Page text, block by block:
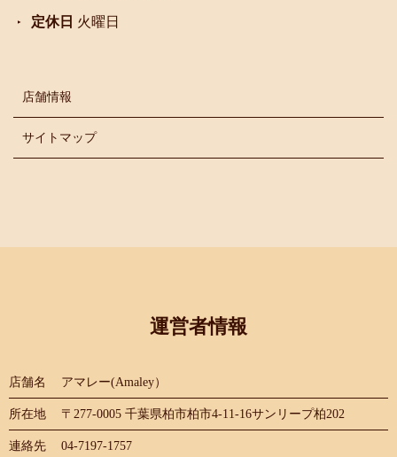
定休日 火曜日
店舗情報
サイトマップ
運営者情報
店舗名 アマレー(Amaley）
所在地 〒277-0005 千葉県柏市柏市4-11-16サンリープ柏202
連絡先 04-7197-1757